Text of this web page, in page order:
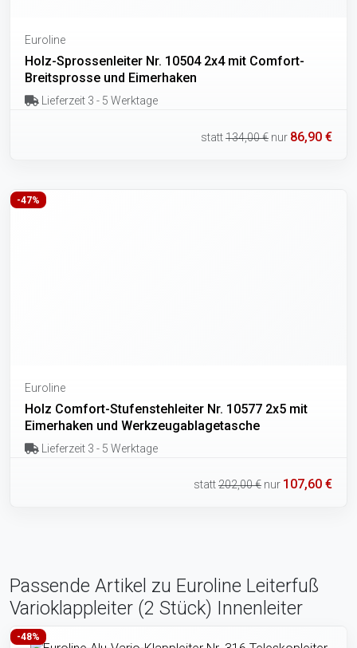
Euroline
Holz-Sprossenleiter Nr. 10504 2x4 mit Comfort-
Breitsprosse und Eimerhaken
Lieferzeit 3 - 5 Werktage
statt134,00 € nur 86,90 €
-47%
Euroline
Holz Comfort-Stufenstehleiter Nr. 10577 2x5 mit
Eimerhaken und Werkzeugablagetasche
Lieferzeit 3 - 5 Werktage
statt202,00 € nur 107,60 €
Passende Artikel zu Euroline Leiterfuß
Varioklappleiter (2 Stück) Innenleiter
-48%